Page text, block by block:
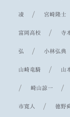
凌 / 宮崎隆士
富岡高校 / 寺
弘 /小林弘典
山崎竜騎 / 山
/ 崎山諒一 /
市寛人 /徳野